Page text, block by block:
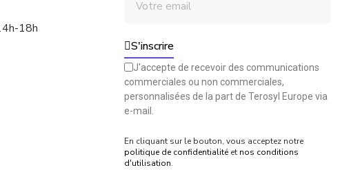
18h
S'inscrire
J'accepte de recevoir des communications
commerciales ou non commerciales,
personnalisées de la part de Terosyl Europe via
e-mail.
En cliquant sur le bouton, vous acceptez notre
politique de confidentialité et nos conditions
d'utilisation.